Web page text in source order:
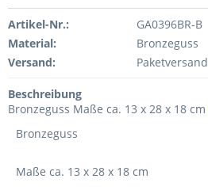
Artikel-Nr.:
GA0396BR-B
Material:
Bronzeguss
Versand:
Paketversand
Beschreibung
Bronzeguss Maße ca. 13 x 28 x 18 cm
Bronzeguss
Maße ca. 13 x 28 x 18 cm